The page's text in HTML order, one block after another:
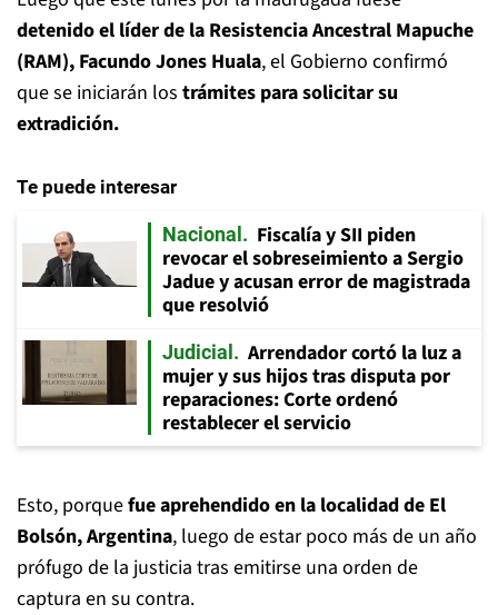
detenido el líder de la Resistencia Ancestral Mapuche
(RAM), Facundo Jones Huala, el Gobierno confirmó
que se iniciarán los trámites para solicitar su
extradición.
Te puede interesar
Nacional
Fiscalía y SII piden
revocar el sobreseimiento a Sergio
Jadue y acusan error de magistrada
que resolvió
Judicial
Arrendador cortó la luz a
mujer y sus hijos tras disputa por
reparaciones: Corte ordenó
restablecer el servicio
Esto, porquefue aprehendido en la localidad de El
Bolsón, Argentina, luego de estar poco más de un año
prófugo de la justicia tras emitirse una orden de
captura en su contra.